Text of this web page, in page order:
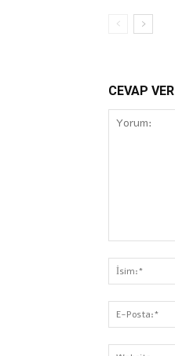
CEVAP VER